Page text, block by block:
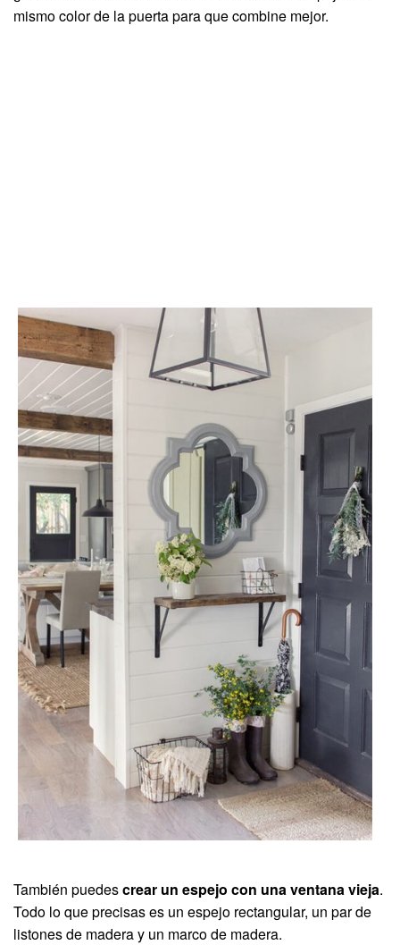
mismo color de la puerta para que combine mejor.
También puedescrear un espejo con una ventana vieja.
Todo lo que precisas es un espejo rectangular, un par de
listones de madera y un marco de madera.